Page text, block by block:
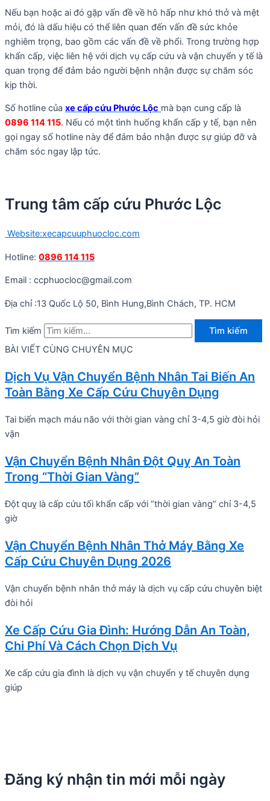
Nếu bạn hoặc ai đó gặp vấn đề về hô hấp như khó thở và mệt
mỏi, đó là dấu hiệu có thể liên quan đến vấn đề sức khỏe
nghiêm trọng, bao gồm các vấn đề về phổi. Trong trường hợp
khẩn cấp, việc liên hệ với dịch vụ cấp cứu và vận chuyển y tế là
quan trọng để đảm bảo người bệnh nhận được sự chăm sóc
kịp thời.
Số hotline của xe cấp cứu Phước Lộc mà bạn cung cấp là
0896 114 115. Nếu có một tình huống khẩn cấp y tế, bạn nên
gọi ngay số hotline này để đảm bảo nhận được sự giúp đỡ và
chăm sóc ngay lập tức.
Trung tâm cấp cứu Phước Lộc
Website:xecapcuuphuocloc.com
Hotline: 0896 114 115
Email : ccphuocloc@gmail.com
Địa chỉ :13 Quốc Lộ 50, Bình Hung,Bình Chách, TP. HCM
Tìm kiếm
Tìm kiếm
BÀI VIẾT CÙNG CHUYÊN MỤC
Dịch Vụ Vận Chuyển Bệnh Nhân Tai Biến An
Toàn Bằng Xe Cấp Cứu Chuyên Dụng
Tai biến mạch máu não với thời gian vàng chỉ 3-4,5 giờ đòi hỏi
vận
Vận Chuyển Bệnh Nhân Đột Quỵ An Toàn
Trong “Thời Gian Vàng”
Đột quỵ là cấp cứu tối khẩn cấp với “thời gian vàng” chỉ 3-4,5
giờ
Vận Chuyển Bệnh Nhân Thở Máy Bằng Xe
Cấp Cứu Chuyên Dụng 2026
Vận chuyển bệnh nhân thở máy là dịch vụ cấp cứu chuyên biệt
đòi hỏi
Xe Cấp Cứu Gia Đình: Hướng Dẫn An Toàn,
Chi Phí Và Cách Chọn Dịch Vụ
Xe cấp cứu gia đình là dịch vụ vận chuyển y tế chuyên dụng
giúp
Đăng ký nhận tin mới mỗi ngày